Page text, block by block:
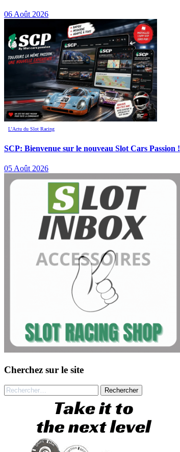
06 Août 2026
L’Actu du Slot Racing
SCP: Bienvenue sur le nouveau Slot Cars Passion !
05 Août 2026
Cherchez sur le site
Rechercher :